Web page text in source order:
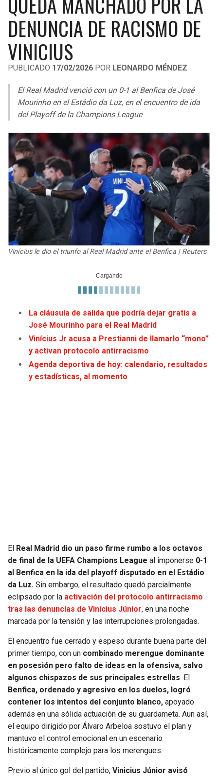
LIGA DE EXPANSIÓN MX
LEAGUES CUP
UEFA EUROPA LEAGUE
UEFA CONFERENCE LEAGUE
MLS
COPA LIBERTADORES
COPA SUDAMERICANA
LIGA BETPLAY
OTRAS LIGAS
DENUNCIA DE RACISMO DE
VINICIUS
PUBLICADO 17/02/2026 POR LEONARDO MÉNDEZ
El Real Madrid venció con un 0-1 al Benfica de José
Mourinho en el Estádio da Luz, en el encuentro de ida
del Playoff de la Champions League
Vinícius le dio el triunfo al Real Madrid ante el Benfica | Reuters
La cláusula de salida que podría dejar gratis a
José Mourinho para el Real Madrid
Vinícius Jr acusa a Prestianni de llamarlo “mono”
y activan protocolo antirracismo
Agenda deportiva de hoy: calendario, resultados
y estadísticas, al momento
El Real Madrid dio un paso firme rumbo a los octavos
de final de la UEFA Champions League al imponerse 0-1
al Benfica en la ida del playoff disputado en el Estádio
da Luz. Sin embargo, el resultado quedó parcialmente
eclipsado por la activación del protocolo antirracismo
tras las denuncias de Vinicius Júnior, en una noche
marcada por la tensión y las interrupciones prolongadas.
El encuentro fue cerrado y espeso durante buena parte del
primer tiempo, con un combinado merengue dominante
en posesión pero falto de ideas en la ofensiva, salvo
algunos chispazos de sus principales estrellas. El
Benfica, ordenado y agresivo en los duelos, logró
contener los intentos del conjunto blanco, apoyado
además en una sólida actuación de su guardameta. Aun así,
el equipo dirigido por Álvaro Arbeloa sostuvo el plan y
mantuvo el control emocional en un escenario
históricamente complejo para los merengues.
Previo al único gol del partido, Vinicius Júnior avisó